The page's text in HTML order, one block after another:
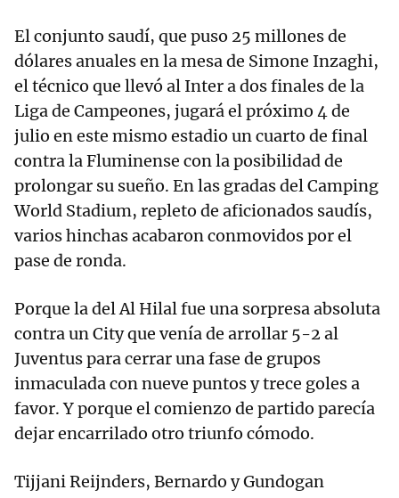
El conjunto saudí, que puso 25 millones de
dólares anuales en la mesa de Simone Inzaghi,
el técnico que llevó al Inter a dos finales de la
Liga de Campeones, jugará el próximo 4 de
julio en este mismo estadio un cuarto de final
contra la Fluminense con la posibilidad de
prolongar su sueño. En las gradas del Camping
World Stadium, repleto de aficionados saudís,
varios hinchas acabaron conmovidos por el
pase de ronda.
Porque la del Al Hilal fue una sorpresa absoluta
contra un City que venía de arrollar 5-2 al
Juventus para cerrar una fase de grupos
inmaculada con nueve puntos y trece goles a
favor. Y porque el comienzo de partido parecía
dejar encarrilado otro triunfo cómodo.
Tijjani Reijnders, Bernardo y Gundogan